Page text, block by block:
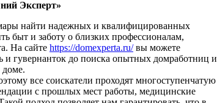
Эксперт»
найти надежных и квалифицированных
быт и заботу о близких профессионалам,
На сайте https://domexperta.ru/вы можете
и гувернанток до поиска опытных домработниц и
доме.
все соискатели проходят многоступенчатую
с прошлых мест работы, медицинские